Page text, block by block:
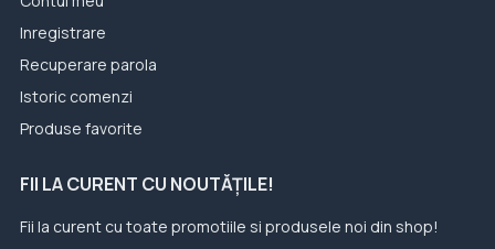
Inregistrare
Recuperare parola
Istoric comenzi
Produse favorite
FII LA CURENT CU NOUTĂȚILE!
Fii la curent cu toate promotiile si produsele noi din shop!